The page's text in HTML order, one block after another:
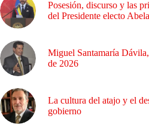
Posesión, discurso y las
del Presidente electo
Miguel Santamaría
de 2026
La cultura del atajo y el
gobierno